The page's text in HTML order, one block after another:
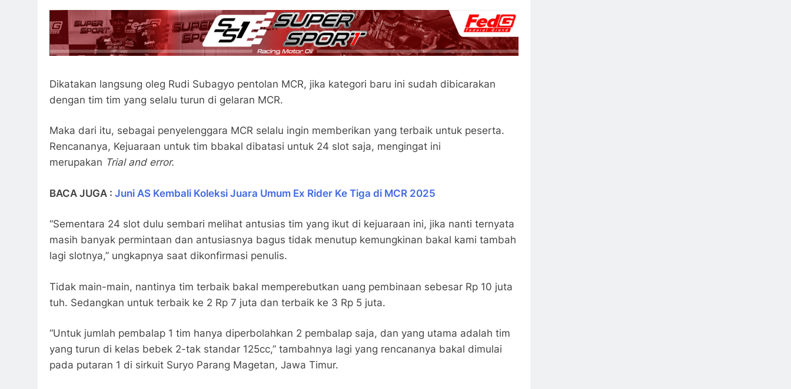
Dikatakan langsung oleg Rudi Subagyo pentolan MCR, jika kategori baru ini sudah dibicarakan
dengan tim tim yang selalu turun di gelaran MCR.
Maka dari itu, sebagai penyelenggara MCR selalu ingin memberikan yang terbaik untuk peserta.
Rencananya, Kejuaraan untuk tim bbakal dibatasi untuk 24 slot saja, mengingat ini
merupakan Trial and error.
BACA JUGA : Juni AS Kembali Koleksi Juara Umum Ex Rider Ke Tiga di MCR 2025
“Sementara 24 slot dulu sembari melihat antusias tim yang ikut di kejuaraan ini, jika nanti ternyata
masih banyak permintaan dan antusiasnya bagus tidak menutup kemungkinan bakal kami tambah
lagi slotnya,” ungkapnya saat dikonfirmasi penulis.
Tidak main-main, nantinya tim terbaik bakal memperebutkan uang pembinaan sebesar Rp 10 juta
tuh. Sedangkan untuk terbaik ke 2 Rp 7 juta dan terbaik ke 3 Rp 5 juta.
“Untuk jumlah pembalap 1 tim hanya diperbolahkan 2 pembalap saja, dan yang utama adalah tim
yang turun di kelas bebek 2-tak standar 125cc,” tambahnya lagi yang rencananya bakal dimulai
pada putaran 1 di sirkuit Suryo Parang Magetan, Jawa Timur.